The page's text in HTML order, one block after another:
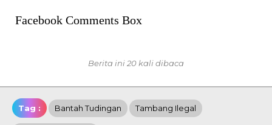
Facebook Comments Box
Berita ini 20 kali dibaca
Tag : Bantah Tudingan Tambang Ilegal